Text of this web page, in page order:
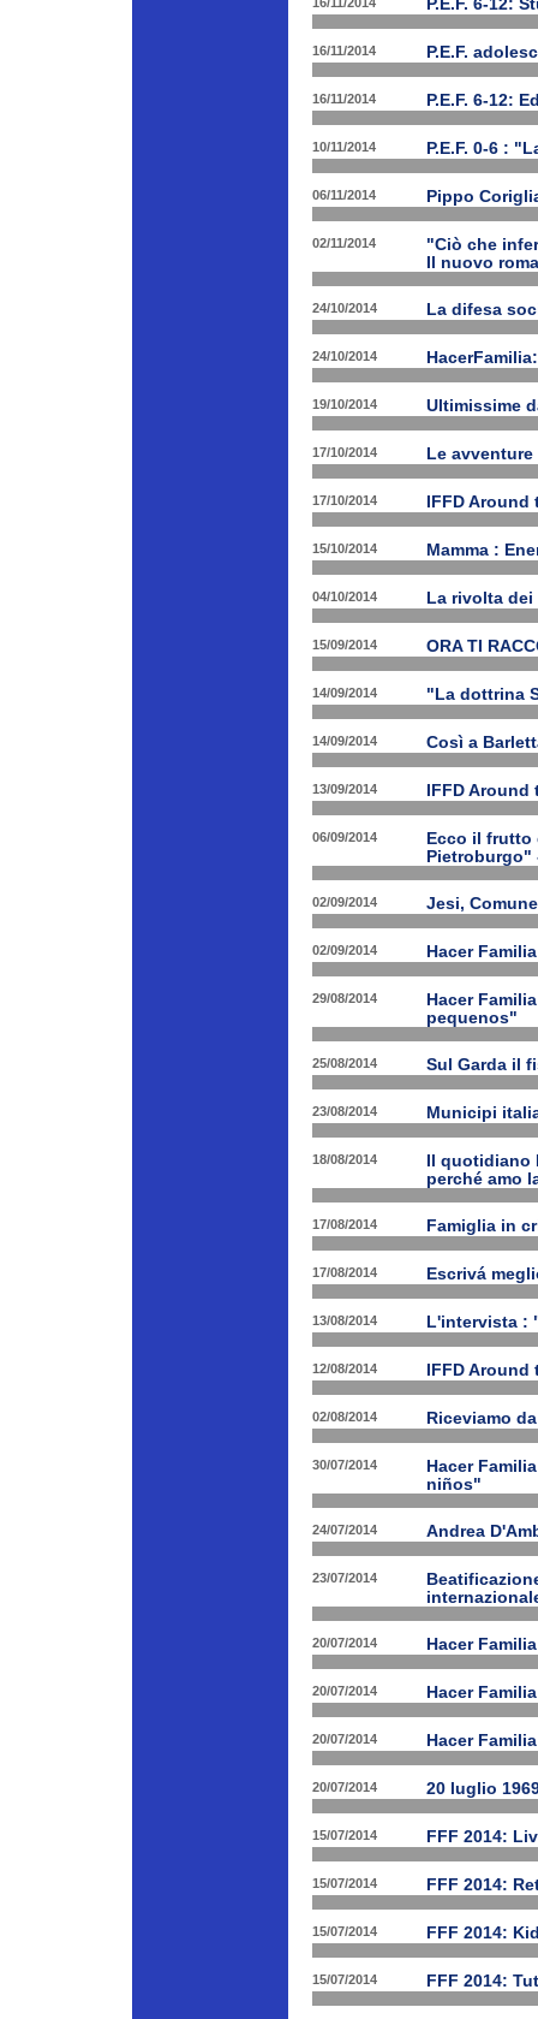
P.E.F. 6-12:
16/11/2014 P.E.F.
16/11/2014 P.E.F. 6-12:
10/11/2014 P.E.F. 0-6 :
06/11/2014 Pippo
02/11/2014
"Ciò che
Il nuovo
24/10/2014 La difesa
24/10/2014
19/10/2014 Ultimissime
17/10/2014 Le
17/10/2014 IFFD
15/10/2014 Mamma :
04/10/2014 La rivolta
15/09/2014 ORA TI
14/09/2014 "La dottrina
14/09/2014 Così a
13/09/2014 IFFD
06/09/2014
Ecco il frutto
Pietroburgo"
02/09/2014 Jesi,
02/09/2014 Hacer
29/08/2014
Hacer
pequenos"
25/08/2014 Sul Garda il
23/08/2014 Municipi
18/08/2014
Il
perché amo
17/08/2014 Famiglia in
17/08/2014 Escrivá
13/08/2014 L'intervista :
12/08/2014 IFFD
02/08/2014 Riceviamo
30/07/2014
Hacer
niños"
24/07/2014 Andrea
23/07/2014
20/07/2014 Hacer
20/07/2014 Hacer
20/07/2014 Hacer
20/07/2014 20 luglio
15/07/2014 FFF 2014:
15/07/2014 FFF 2014:
15/07/2014 FFF 2014:
15/07/2014 FFF 2014: